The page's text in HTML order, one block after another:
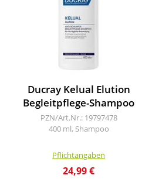
Ducray Kelual Elution
Begleitpflege-Shampoo
PZN/Art.Nr.: 19797478
400 ml, Shampoo
Pflichtangaben
24,99 €